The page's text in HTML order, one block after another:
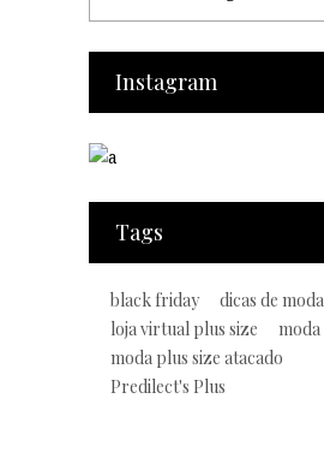
Instagram
Tags
black friday
dicas de
loja virtual plus size
moda
moda plus size atacado
Predilect's Plus